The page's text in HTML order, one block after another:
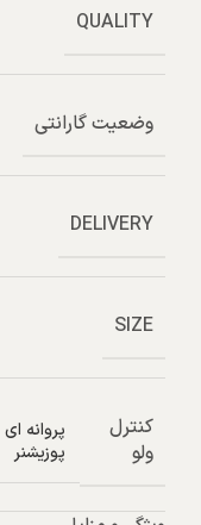
QUALITY
وضعیت گارانتی
DELIVERY
SIZE
کنترل
ولو
پروانه
پوزیشنر